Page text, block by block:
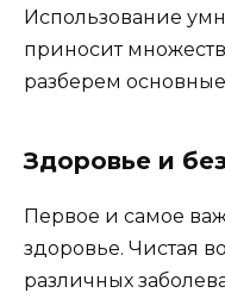
Использование
приносит
разберем
Здоровье и
Первое и самое
здоровье. Чистая
различных